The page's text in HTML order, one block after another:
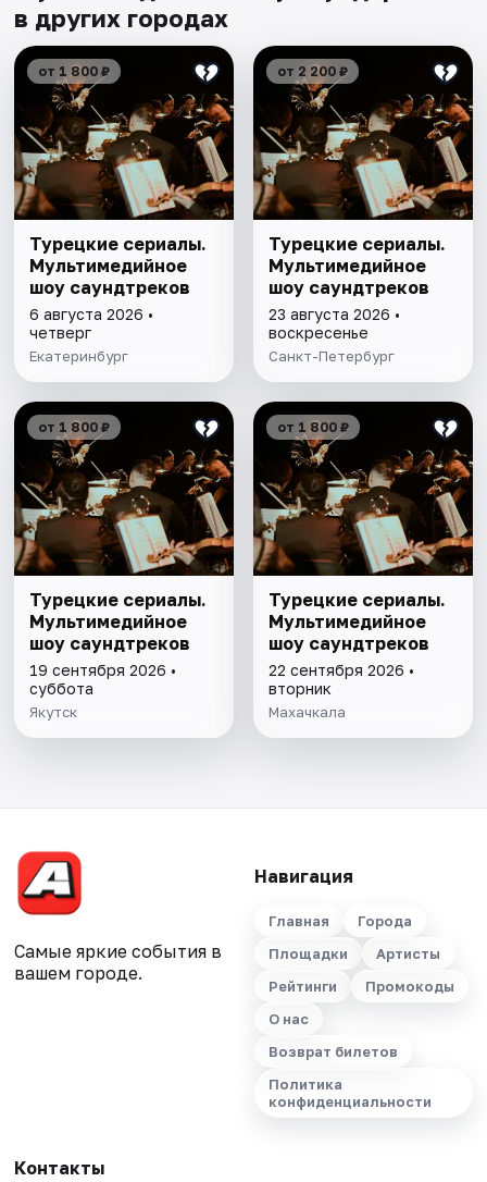
в других городах
от 1 800 ₽
Турецкие сериалы.
Мультимедийное
шоу саундтреков
6 августа 2026 •
четверг
Екатеринбург
от 2 200 ₽
Турецкие сериалы.
Мультимедийное
шоу саундтреков
23 августа 2026 •
воскресенье
Санкт-Петербург
от 1 800 ₽
Турецкие сериалы.
Мультимедийное
шоу саундтреков
19 сентября 2026 •
суббота
Якутск
от 1 800 ₽
Турецкие сериалы.
Мультимедийное
шоу саундтреков
22 сентября 2026 •
вторник
Махачкала
Самые яркие события в
вашем городе.
Навигация
Главная
Города
Площадки
Артисты
Рейтинги
Промокоды
О нас
Возврат билетов
Политика
конфиденциальности
Контакты